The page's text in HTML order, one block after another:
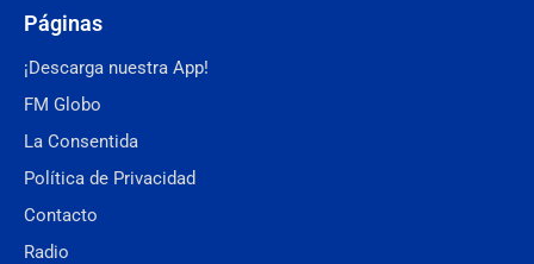
Páginas
¡Descarga nuestra App!
FM Globo
La Consentida
Política de Privacidad
Contacto
Radio